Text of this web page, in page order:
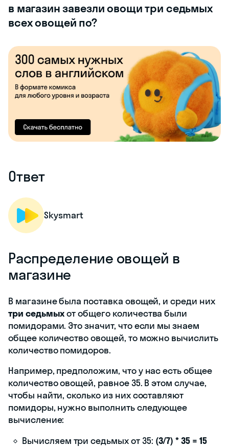
в магазин завезли овощи три седьмых
всех овощей по?
Ответ
Skysmart
Распределение овощей в
магазине
В магазине была поставка овощей, и среди них
три седьмыхот общего количества были
помидорами. Это значит, что если мы знаем
общее количество овощей, то можно вычислить
количество помидоров.
Например, предположим, что у нас есть общее
количество овощей, равное 35. В этом случае,
чтобы найти, сколько из них составляют
помидоры, нужно выполнить следующее
вычисление:
Вычисляем три седьмых от 35: (3/7) * 35 = 15